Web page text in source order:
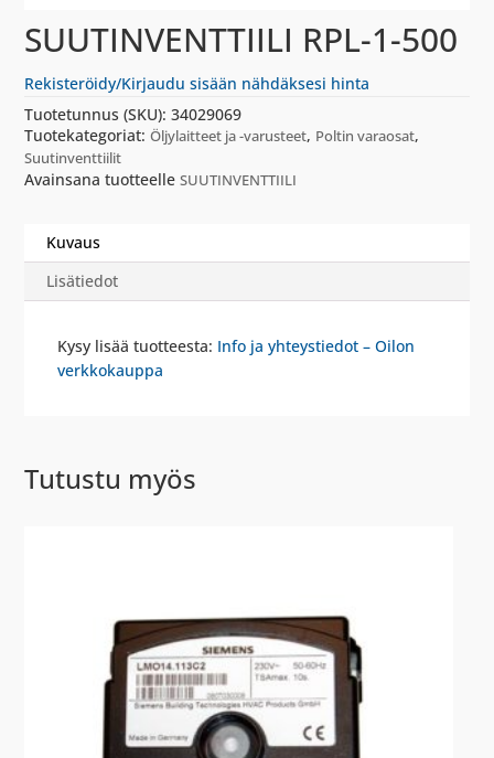
SUUTINVENTTIILI RPL-1-500
Rekisteröidy/Kirjaudu sisään nähdäksesi hinta
Tuotetunnus (SKU):34029069
Tuotekategoriat:Öljylaitteet ja -varusteet, Poltin varaosat,
Suutinventtiilit
Avainsana tuotteelleSUUTINVENTTIILI
Kuvaus
Lisätiedot
Kysy lisää tuotteesta: Info ja yhteystiedot – Oilon
verkkokauppa
Tutustu myös